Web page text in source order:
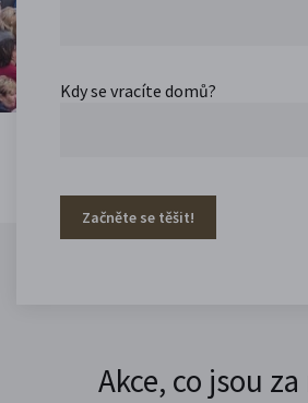
Kdy se vracíte domů?
Začněte se těšit!
Akce, co jsou